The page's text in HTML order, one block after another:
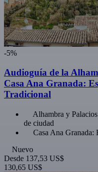
-5%
Audioguía de la
Casa Ana Granada:
Tradicional
Alhambra y
de ciudad
Casa Ana Granada:
Nuevo
Desde 137,53 US$
130,65 US$